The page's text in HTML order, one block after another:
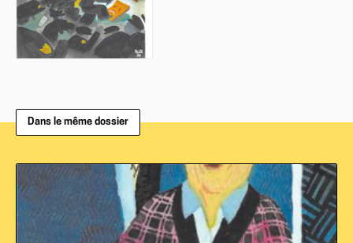
Dans le même dossier